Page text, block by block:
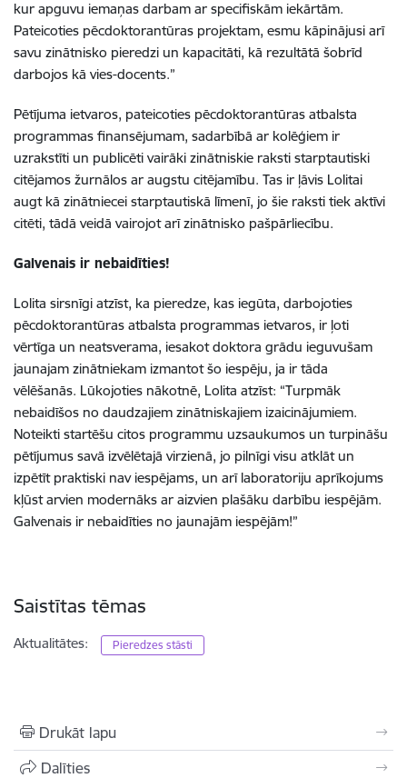
kur apguvu iemaņas darbam ar specifiskām iekārtām.
Pateicoties pēcdoktorantūras projektam, esmu kāpinājusi arī
savu zinātnisko pieredzi un kapacitāti, kā rezultātā šobrīd
darbojos kā vies-docents.”
Pētījuma ietvaros, pateicoties pēcdoktorantūras atbalsta
programmas finansējumam, sadarbībā ar kolēģiem ir
uzrakstīti un publicēti vairāki zinātniskie raksti starptautiski
citējamos žurnālos ar augstu citējamību. Tas ir ļāvis Lolitai
augt kā zinātniecei starptautiskā līmenī, jo šie raksti tiek aktīvi
citēti, tādā veidā vairojot arī zinātnisko pašpārliecību.
Galvenais ir nebaidīties!
Lolita sirsnīgi atzīst, ka pieredze, kas iegūta, darbojoties
pēcdoktorantūras atbalsta programmas ietvaros, ir ļoti
vērtīga un neatsverama, iesakot doktora grādu ieguvušam
jaunajam zinātniekam izmantot šo iespēju, ja ir tāda
vēlēšanās. Lūkojoties nākotnē, Lolita atzīst: “Turpmāk
nebaidīšos no daudzajiem zinātniskajiem izaicinājumiem.
Noteikti startēšu citos programmu uzsaukumos un turpināšu
pētījumus savā izvēlētajā virzienā, jo pilnīgi visu atklāt un
izpētīt praktiski nav iespējams, un arī laboratoriju aprīkojums
kļūst arvien modernāks ar aizvien plašāku darbību iespējām.
Galvenais ir nebaidīties no jaunajām iespējām!”
Saistītas tēmas
Aktualitātes: Pieredzes stāsti
Drukāt lapu
Dalīties